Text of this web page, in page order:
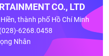
CO., LTD
thành phố Hồ Chí Minh
6268.0458
Nhân